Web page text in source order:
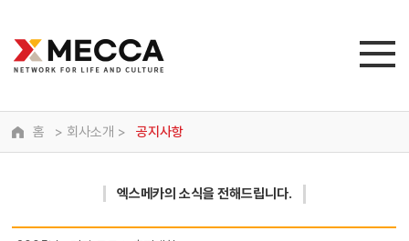
홈 > 회사소개 > 공지사항
엑스메카의 소식을 전해드립니다.